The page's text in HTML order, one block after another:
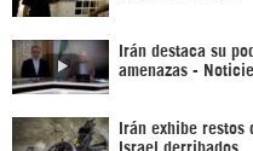
Irán destaca su
amenazas -
Irán exhibe restos
Israel derribados